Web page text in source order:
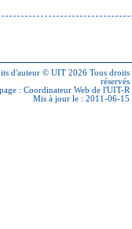
d'auteur © UIT 2026 Tous droits
réservés
: Coordinateur Web de l'UIT-R
Mis à jour le : 2011-06-15